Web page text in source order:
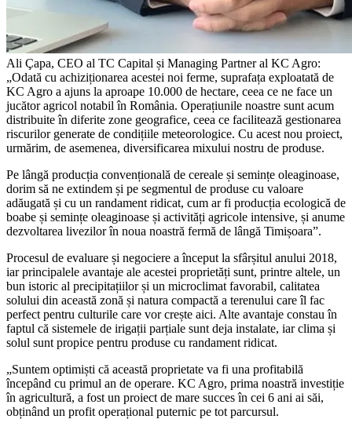
Ali Çapa, CEO al TC Capital și Managing Partner al KC Agro:
„Odată cu achiziționarea acestei noi ferme, suprafața exploatată de
KC Agro a ajuns la aproape 10.000 de hectare, ceea ce ne face un
jucător agricol notabil în România. Operațiunile noastre sunt acum
distribuite în diferite zone geografice, ceea ce facilitează gestionarea
riscurilor generate de condițiile meteorologice. Cu acest nou proiect,
urmărim, de asemenea, diversificarea mixului nostru de produse.
Pe lângă producția convențională de cereale și semințe oleaginoase,
dorim să ne extindem și pe segmentul de produse cu valoare
adăugată și cu un randament ridicat, cum ar fi producția ecologică de
boabe și semințe oleaginoase și activități agricole intensive, și anume
dezvoltarea livezilor în noua noastră fermă de lângă Timișoara”.
Procesul de evaluare și negociere a început la sfârșitul anului 2018,
iar principalele avantaje ale acestei proprietăți sunt, printre altele, un
bun istoric al precipitațiilor și un microclimat favorabil, calitatea
solului din această zonă și natura compactă a terenului care îl fac
perfect pentru culturile care vor crește aici. Alte avantaje constau în
faptul că sistemele de irigații parțiale sunt deja instalate, iar clima și
solul sunt propice pentru produse cu randament ridicat.
„Suntem optimiști că această proprietate va fi una profitabilă
începând cu primul an de operare. KC Agro, prima noastră investiție
în agricultură, a fost un proiect de mare succes în cei 6 ani ai săi,
obținând un profit operațional puternic pe tot parcursul.